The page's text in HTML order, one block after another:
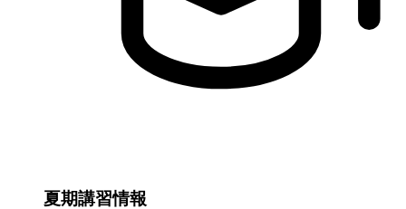
夏期講習情報